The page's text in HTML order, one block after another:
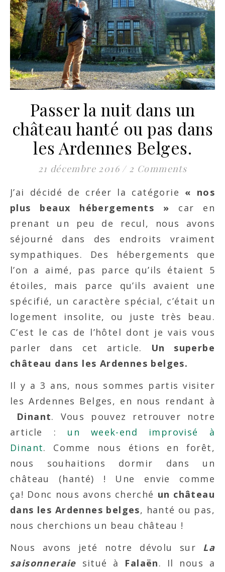
Passer la nuit dans un
château hanté ou pas dans
les Ardennes Belges.
21 décembre 2016 / 2 Comments
J’ai décidé de créer la catégorie « nos
plus beaux hébergements » car en
prenant un peu de recul, nous avons
séjourné dans des endroits vraiment
sympathiques. Des hébergements que
l’on a aimé, pas parce qu’ils étaient 5
étoiles, mais parce qu’ils avaient une
spécifié, un caractère spécial, c’était un
logement insolite, ou juste très beau.
C’est le cas de l’hôtel dont je vais vous
parler dans cet article.
Un superbe
château dans les Ardennes belges.
Il y a 3 ans, nous sommes partis visiter
les Ardennes Belges, en nous rendant à
Dinant. Vous pouvez retrouver notre
article : un week-end improvisé à
Dinant. Comme nous étions en forêt,
nous souhaitions dormir dans un
château (hanté) ! Une envie comme
ça! Donc nous avons cherché un château
dans les Ardennes belges, hanté ou pas,
nous cherchions un beau château !
Nous avons jeté notre dévolu sur La
saisonneraie situé à Falaën. Il nous a